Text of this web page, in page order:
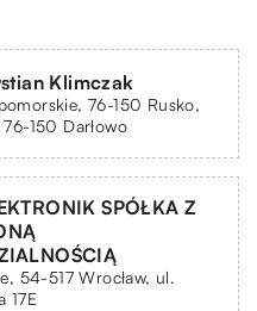
Klimczak
76-150 Rusko,
150 Darłowo
SPÓŁKA Z
54-517 Wrocław, ul.
17E